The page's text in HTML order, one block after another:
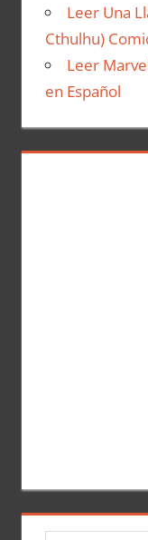
Leer Una
Cthulhu)
Leer
en Español